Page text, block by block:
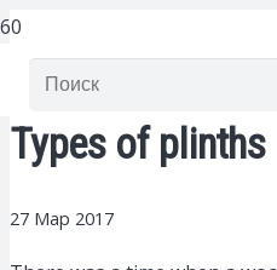
Types of plinths
27 Мар 2017